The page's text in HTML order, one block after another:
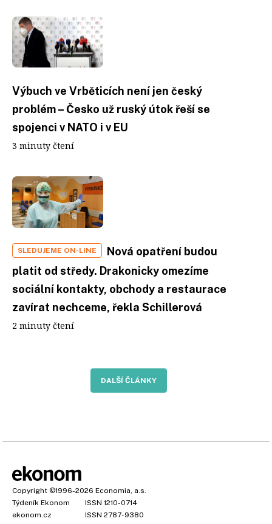
Výbuch ve Vrběticích není jen český
problém – Česko už ruský útok řeší se
spojenci v NATO i v EU
3 minuty čtení
SLEDUJEME ON-LINE
Nová opatření budou
platit od středy. Drakonicky omezíme
sociální kontakty, obchody a restaurace
zavírat nechceme, řekla Schillerová
2 minuty čtení
DALŠÍ ČLÁNKY
Copyright ©1996-2026 Economia, a.s.
Týdeník Ekonom
ISSN 1210-0714
ekonom.cz
ISSN 2787-9380